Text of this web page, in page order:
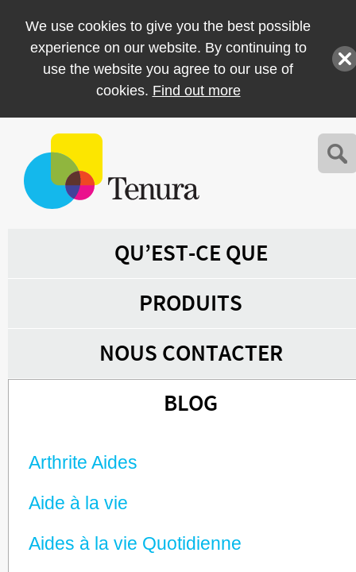
We use cookies to give you the best possible
experience on our website. By continuing to
use the website you agree to our use of
cookies. Find out more
QU’EST-CE QUE
PRODUITS
NOUS CONTACTER
BLOG
Arthrite Aides
Aide à la vie
Aides à la vie Quotidienne